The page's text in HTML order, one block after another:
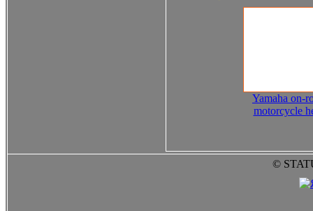
Yamaha on-
motorcycle
©